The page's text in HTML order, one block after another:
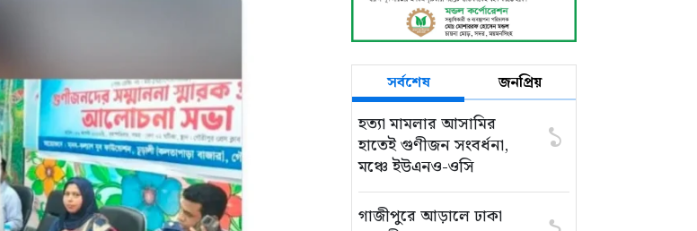
সর্বশেষ জনপ্রিয়
হত্যা মামলার আসামির
হাতেই গুণীজন সংবর্ধনা,
মঞ্চে ইউএনও-ওসি
১
গাজীপুরে আড়ালে ঢাকা